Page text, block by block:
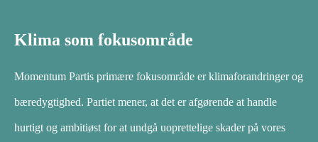
Klima som fokusområde
Momentum Partis primære fokusområde er klimaforandringer og
bæredygtighed. Partiet mener, at det er afgørende at handle
hurtigt og ambitiøst for at undgå uoprettelige skader på vores